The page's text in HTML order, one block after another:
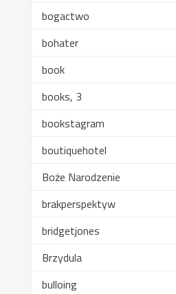
bogactwo
bohater
book
books, 3
bookstagram
boutiquehotel
Boże Narodzenie
brakperspektyw
bridgetjones
Brzydula
bulloing